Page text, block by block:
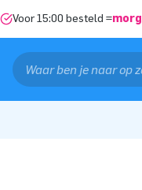
Voor 15:00 besteld =